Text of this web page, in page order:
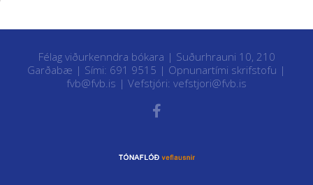
Félag viðurkenndra bókara | Suðurhrauni 10, 210
Garðabæ | Sími: 691 9515 | Opnunartími skrifstofu |
fvb@fvb.is | Vefstjóri: vefstjori@fvb.is